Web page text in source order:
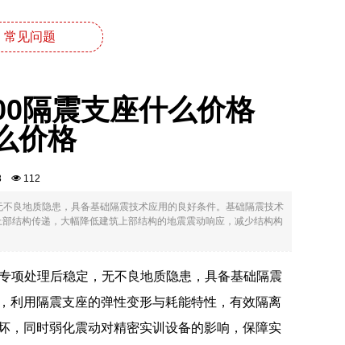
常见问题
隔震支座什么价格
价格
112
良地质隐患，具备基础隔震技术应用的良好条件。基础隔震技术
结构传递，大幅降低建筑上部结构的地震震动响应，减少结构构
项处理后稳定，无不良地质隐患，具备基础隔震
利用隔震支座的弹性变形与耗能特性，有效隔离
，同时弱化震动对精密实训设备的影响，保障实